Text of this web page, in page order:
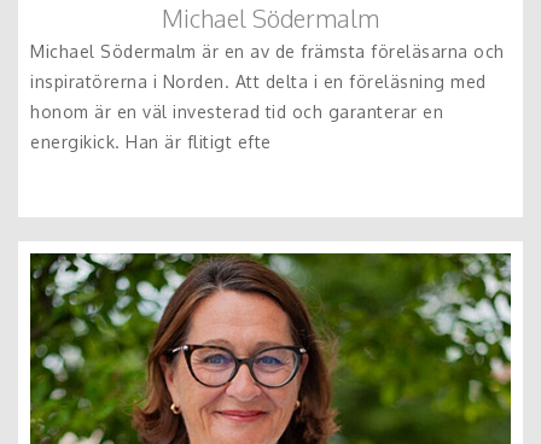
Michael Södermalm
Michael Södermalm är en av de främsta föreläsarna och
inspiratörerna i Norden. Att delta i en föreläsning med
honom är en väl investerad tid och garanterar en
energikick. Han är flitigt efte